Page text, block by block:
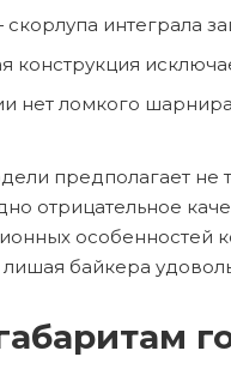
интеграла
нет ломкого
предполагает
отрицательное
байкера